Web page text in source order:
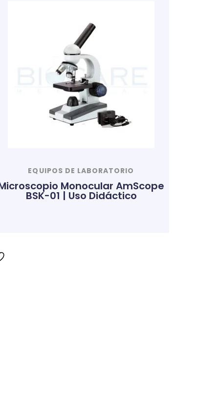
EQUIPOS DE LABORATORIO
Monocular AmScope
BSK-01 | Uso Didáctico